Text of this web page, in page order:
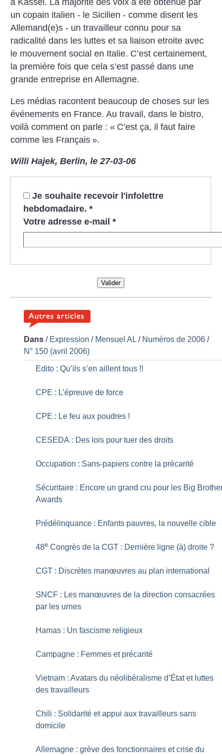
à Kassel. La majorité des voix a été obtenue par
un copain italien - le Sicilien - comme disent les
Allemand(e)s - un travailleur connu pour sa
radicalité dans les luttes et sa liaison etroite avec
le mouvement social en Italie. C’est certainement,
la première fois que cela s’est passé dans une
grande entreprise en Allemagne.
Les médias racontent beaucoup de choses sur les
événements en France. Au travail, dans le bistro,
voilà comment on parle : « C’est ça, il faut faire
comme les Français ».
Willi Hajek, Berlin, le 27-03-06
Je souhaite recevoir l'infolettre
hebdomadaire. *
Votre adresse e-mail *
Valider
Dans / Expression / Mensuel AL / Numéros de 2006 /
N° 150 (avril 2006)
Edito : Qu’ils s’en aillent tous !!
CPE : L’épreuve de force
CPE : Le feu aux poudres !
CESEDA : Des lois pour tuer des droits
Occupation : Sans-papiers contre la précarité
Sécuritaire : Encore un grand cru pour les Big
Awards
Prédélinquance : Enfants pauvres, la nouvelle cible
48e Congrès de la CGT : Dernière ligne (à) droite ?
CGT : Discrètes manœuvres au plan international
SNCF : Les manœuvres de la direction consacrées
par les urnes
Hamas : Un fascisme religieux
Campagne : Femmes et précarité
Vietnam : Avatars du néolibéralisme d’État et luttes
des travailleurs
Chili : Solidarité et appui aux travailleurs sans
domicile
Allemagne : grève des fonctionnaires et crise du